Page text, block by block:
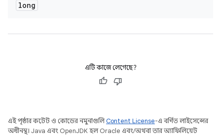
long
এটি কাজে লেগেছে?
এই পৃষ্ঠার কন্টেন্ট ও কোডের নমুনাগুলিContent License-এ বর্ণিত লাইসেন্সের
অধীনস্থ। Java এবং OpenJDK হল Oracle এবং/অথবা তার অ্যাফিলিয়েট